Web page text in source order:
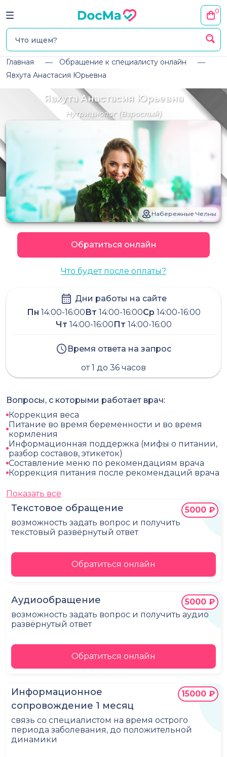
0
Главная
Обращение к специалисту онлайн
Явхута Анастасия Юрьевна
Явхута Анастасия Юрьевна
Нутрициолог(Взрослый)
Набережные Челны
Обратиться онлайн
Что будет после оплаты?
Дни работы на сайте
Пн 14:00-16:00Вт 14:00-16:00Ср 14:00-16:00
Чт 14:00-16:00Пт 14:00-16:00
Время ответа на запрос
от 1 до 36 часов
Текстовое обращение
возможность задать вопрос и получить
текстовый развёрнутый ответ
5000 ₽
Обратиться онлайн
Аудиообращение
возможность задать вопрос и получить аудио
развёрнутый ответ
5000 ₽
Обратиться онлайн
Информационное
сопровождение 1 месяц
связь со специалистом на время острого
периода заболевания, до положительной
динамики
15000 ₽
Вопросы, с которыми работает врач:
Коррекция веса
Питание во время беременности и во время
кормления
Информационная поддержка (мифы о питании,
разбор составов, этикеток)
Составление меню по рекомендациям врача
Коррекция питания после рекомендаций врача
Показать все